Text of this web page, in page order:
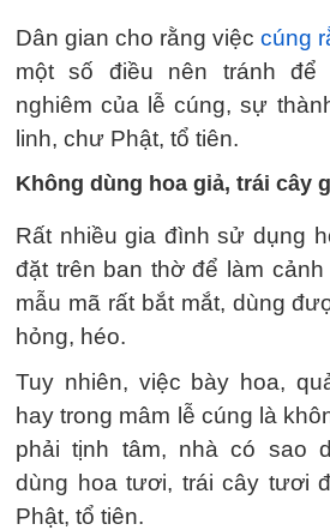
Dân gian cho rằng việc cúng
một số điều nên tránh
nghiêm của lễ cúng, sự
linh, chư Phật, tổ tiên.
Không dùng hoa giả, trái cây
Rất nhiều gia đình sử dụng
đặt trên ban thờ để làm
mẫu mã rất bắt mắt, dùng
hỏng, héo.
Tuy nhiên, việc bày hoa,
hay trong mâm lễ cúng là
phải tịnh tâm, nhà có sao
dùng hoa tươi, trái cây tươi
Phật, tổ tiên.